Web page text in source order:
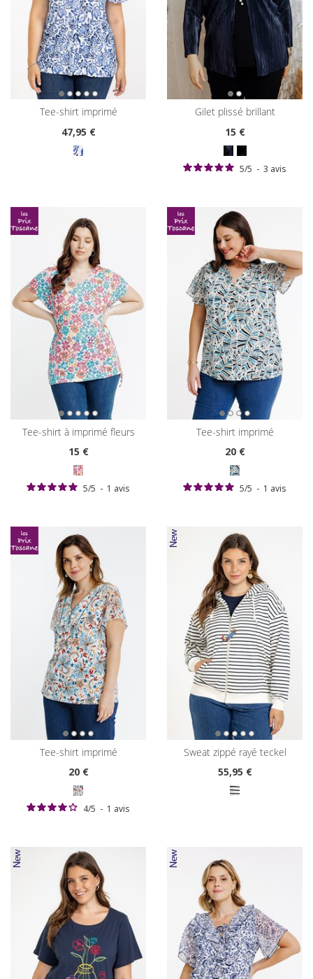
tee-shirt imprimé
47,95 €
gilet plissé brillant
15€
5/5 - 3 avis
tee-shirt à imprimé fleurs
15€
5/5 - 1 avis
tee-shirt imprimé
20€
5/5 - 1 avis
tee-shirt imprimé
20€
4/5 - 1 avis
sweat zippé rayé teckel
55,95 €